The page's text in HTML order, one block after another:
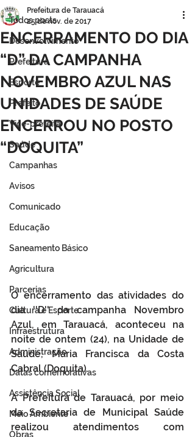
Todos posts
Desenvolvimento
Prefeitura
Esporte
Prefeito
Vice-prefeita
Saúde
Campanhas
Avisos
Comunicado
Educação
Saneamento Básico
Agricultura
Parcerias
Cultura e Esporte
Infraestrutura
Administração
Datas comemorativas
Assistência Social
Meio Ambiente
Obras
ENCERRAMENTO DO DIA
“D” DA CAMPANHA
NOVEMBRO AZUL NAS
UNIDADES DE SAÚDE
ENCERROU NO POSTO
“DOQUITA”
Prefeitura de Tarauacá
25 de nov. de 2017
O encerramento das atividades do
dia ''D'' da campanha Novembro
Azul, em Tarauacá, aconteceu na
noite de ontem (24), na Unidade de
Saúde, Maria Francisca da Costa
Cabral (Doquita).
A Prefeitura de Tarauacá, por meio
da Secretaria de Municipal Saúde
realizou atendimentos com